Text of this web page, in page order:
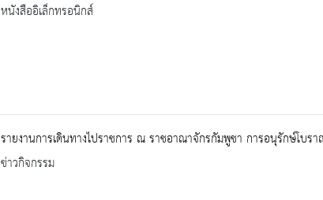
หนังสืออิเล็กทรอนิกส์
รายงานการเดินทางไปราชการ ณ ราชอาณาจักรกัมพูชา การอนุรักษ์โ
ข่าวกิจกรรม